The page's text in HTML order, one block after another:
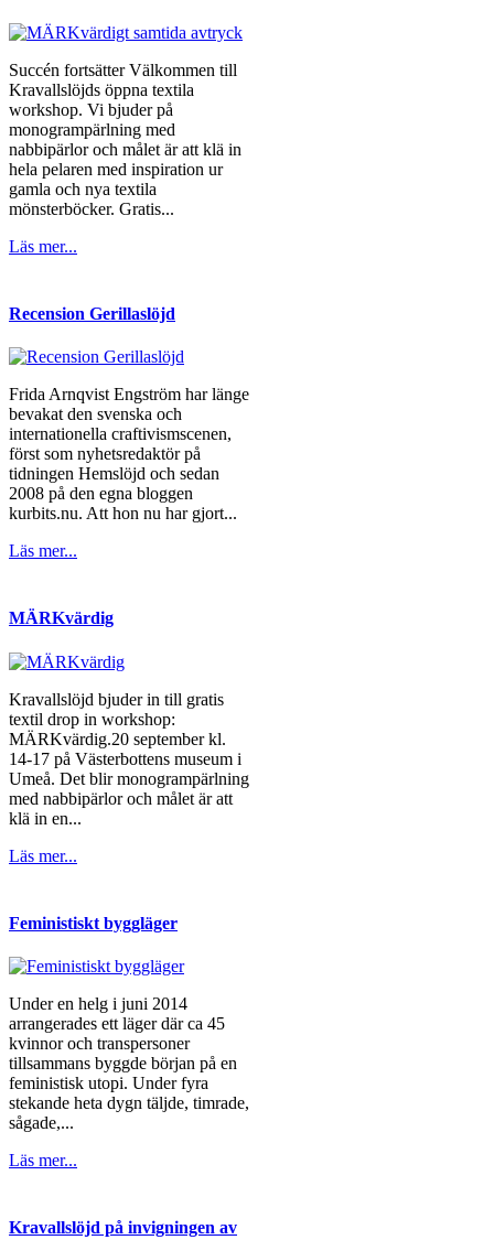
Succén fortsätter Välkommen till
Kravallslöjds öppna textila
workshop. Vi bjuder på
monogrampärlning med
nabbipärlor och målet är att klä in
hela pelaren med inspiration ur
gamla och nya textila
mönsterböcker. Gratis...
Läs mer...
Recension Gerillaslöjd
Frida Arnqvist Engström har länge
bevakat den svenska och
internationella craftivismscenen,
först som nyhetsredaktör på
tidningen Hemslöjd och sedan
2008 på den egna bloggen
kurbits.nu. Att hon nu har gjort...
Läs mer...
MÄRKvärdig
Kravallslöjd bjuder in till gratis
textil drop in workshop:
MÄRKvärdig.20 september kl.
14-17 på Västerbottens museum i
Umeå. Det blir monogrampärlning
med nabbipärlor och målet är att
klä in en...
Läs mer...
Feministiskt byggläger
Under en helg i juni 2014
arrangerades ett läger där ca 45
kvinnor och transpersoner
tillsammans byggde början på en
feministisk utopi. Under fyra
stekande heta dygn täljde, timrade,
sågade,...
Läs mer...
Kravallslöjd på invigningen av